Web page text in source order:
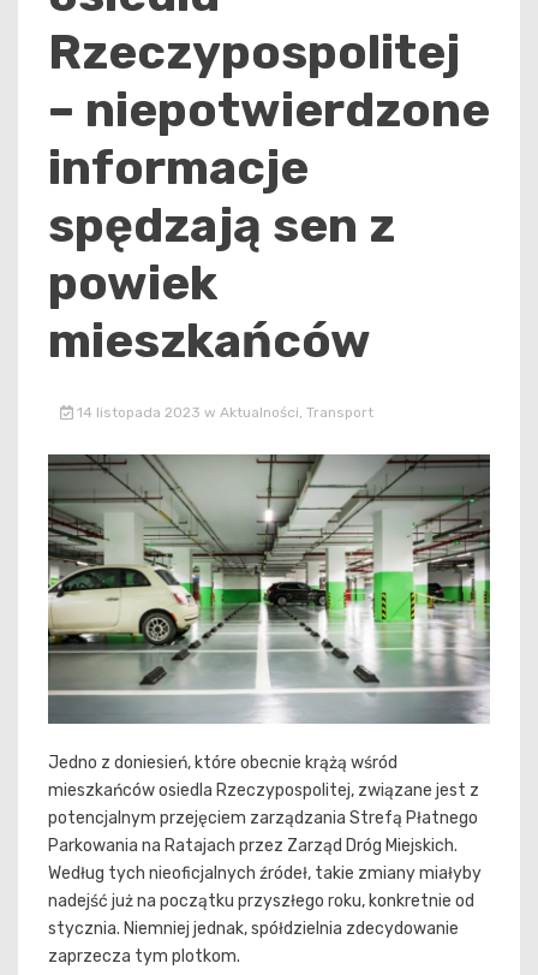
Rzeczypospolitej
– niepotwierdzone
informacje
spędzają sen z
powiek
mieszkańców
14 listopada 2023 w Aktualności, Transport
Jedno z doniesień, które obecnie krążą wśród
mieszkańców osiedla Rzeczypospolitej, związane jest z
potencjalnym przejęciem zarządzania Strefą Płatnego
Parkowania na Ratajach przez Zarząd Dróg Miejskich.
Według tych nieoficjalnych źródeł, takie zmiany miałyby
nadejść już na początku przyszłego roku, konkretnie od
stycznia. Niemniej jednak, spółdzielnia zdecydowanie
zaprzecza tym plotkom.